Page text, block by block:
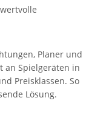
Planer und
an Spielgeräten in
Preisklassen. So
Lösung.